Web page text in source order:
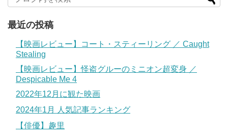
最近の投稿
【映画レビュー】コート・スティーリング ／ Caught
Stealing
【映画レビュー】怪盗グルーのミニオン超変身 ／
Despicable Me 4
2022年12月に観た映画
2024年1月 人気記事ランキング
【俳優】趣里